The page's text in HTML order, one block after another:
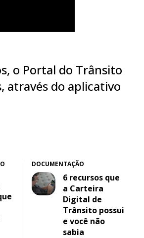
o Portal do Trânsito
através do aplicativo
DOCUMENTAÇÃO
6 recursos que
a Carteira
Digital de
Trânsito possui
e você não
sabia